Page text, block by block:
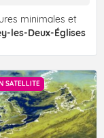
minimales et
les-Deux-Églises
SATELLITE